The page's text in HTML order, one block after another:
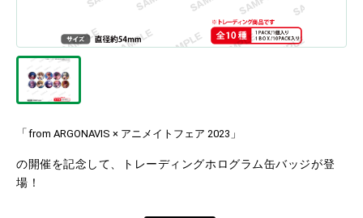
「 from ARGONAVIS × アニメイトフェア 2023 」
の開催を記念して、トレーディングホログラム缶バッジが登
場！